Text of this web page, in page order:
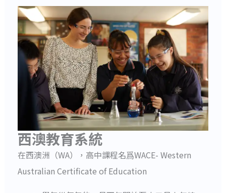
西澳教育系統
在西澳洲（WA），高中課程名爲WACE- Western
Australian Certificate of Education